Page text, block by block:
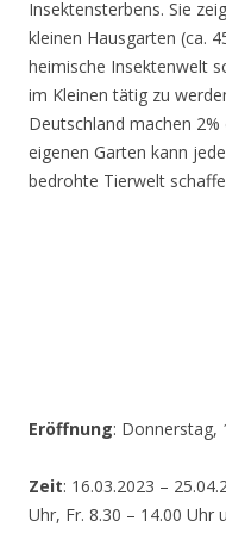
Insektensterbens. Sie
kleinen Hausgarten (ca.
heimische Insektenwelt
im Kleinen tätig zu
Deutschland machen
eigenen Garten kann
bedrohte Tierwelt
Eröffnung: Donnerstag,
Zeit: 16.03.2023 –
Uhr, Fr. 8.30 – 14.00 Uhr